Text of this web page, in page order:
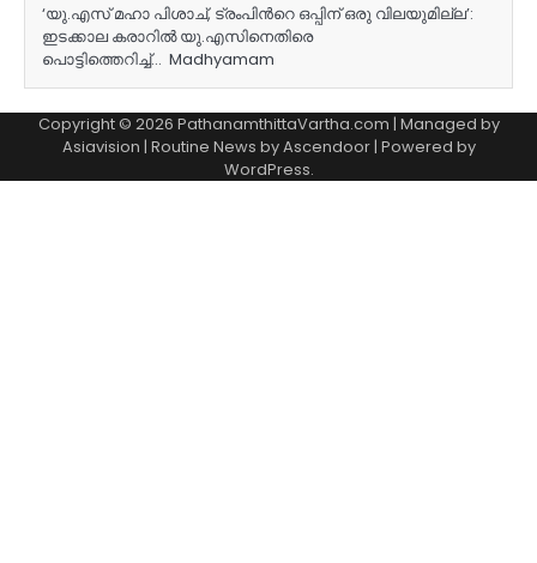
‘യു.എസ് മഹാ പിശാച്, ട്രംപിന്‍റെ ഒപ്പിന് ഒരു വിലയുമില്ല’:
ഇടക്കാല കരാറിൽ യു.എസിനെതിരെ
പൊട്ടിത്തെറിച്ച്… Madhyamam
Copyright © 2026 PathanamthittaVartha.com | Managed by
Asiavision | Routine News byAscendoor| Powered by
WordPress.